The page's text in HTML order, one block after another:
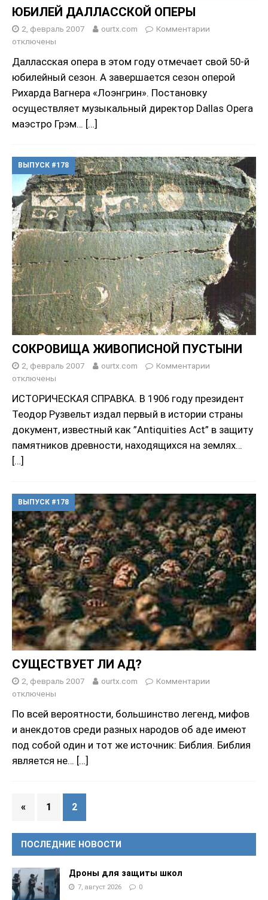
ЮБИЛЕЙ ДАЛЛАССКОЙ ОПЕРЫ
2, февраль 2007 ourtx.com
Комментарии
отключены
Далласская опера в этом году отмечает свой 50-й
юбилейный сезон. А завершается сезон оперой
Рихарда Вагнера «Лоэнгрин». Постановку
осуществляет музыкальный директор Dallas Opera
маэстро Грэм… […]
ВЫПУСК #178
СОКРОВИЩА ЖИВОПИСНОЙ ПУСТЫНИ
2, февраль 2007 ourtx.com
Комментарии
отключены
ИСТОРИЧЕСКАЯ СПРАВКА. В 1906 году президент
Теодор Рузвельт издал первый в истории страны
документ, известный как ”Antiquities Act” в защиту
памятников древности, находящихся на землях…
[…]
ВЫПУСК #178
СУЩЕСТВУЕТ ЛИ АД?
2, февраль 2007 ourtx.com
Комментарии
отключены
По всей вероятности, большинство легенд, мифов
и анекдотов среди разных народов об аде имеют
под собой один и тот же источник: Библия. Библия
является не… […]
« 1 2
ПОСЛЕДНИЕ НОВОСТИ
Дроны для защиты школ
7, август 2026 0